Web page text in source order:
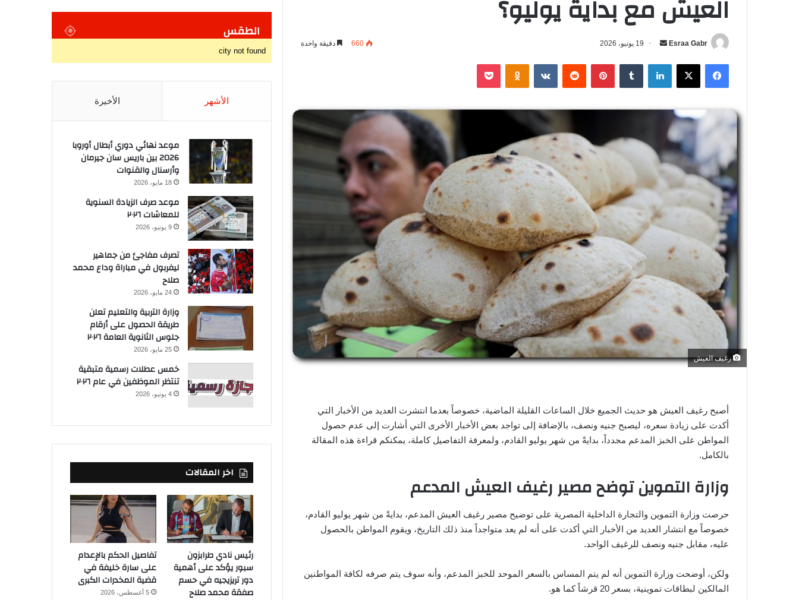
العيش مع بداية يوليو؟
Esraa Gabr
س
ا
ت
ر
19 يونيو، 2026 660 دقيقة واحدة
فيسبوك ‫X لينكدإن بينتيريست
رغيف العيش
أصبح رغيف العيش هو حديث الجميع خلال الساعات القليلة الماضية، خصوصاً بعدما انتشرت العديد من الأخبار التي
أكدت على زيادة سعره، ليصبح جنيه ونصف، بالإضافة إلى تواجد بعض الأخبار الأخرى التي أشارت إلى عدم حصول
المواطن على الخبز المدعم مجدداً، بدايةً من شهر يوليو القادم، ولمعرفة التفاصيل كاملة، يمكنكم قراءة هذه المقالة
بالكامل.
وزارة التموين توضح مصير رغيف العيش المدعم
حرصت وزارة التموين والتجارة الداخلية المصرية على توضيح مصير رغيف العيش المدعم، بدايةً من شهر يوليو القادم،
خصوصاً مع انتشار العديد من الأخبار التي أكدت على أنه لم يعد متواجداً منذ ذلك التاريخ، ويقوم المواطن بالحصول
عليه، مقابل جنيه ونصف للرغيف الواحد.
ولكن، أوضحت وزارة التموين أنه لم يتم المساس بالسعر الموحد للخبز المدعم، وأنه سوف يتم صرفه لكافة المواطنين
المالكين لبطاقات تموينية، بسعر 20 قرشاً كما هو.
الطقس
city not found
الأشهر الأخيرة
موعد نهائي دوري أبطال أوروبا
2026 بين باريس سان جيرمان
وأرسنال والقنوات
18 مايو، 2026
موعد صرف الزيادة السنوية
للمعاشات ٢٠٢٦
9 يونيو، 2026
تصرف مفاجئ من جماهير
ليفربول في مباراة وداع محمد
صلاح
24 مايو، 2026
وزارة التربية والتعليم تعلن
طريقة الحصول على أرقام
جلوس الثانوية العامة ٢٠٢٦
25 مايو، 2026
خمس عطلات رسمية متبقية
تنتظر الموظفين في عام ٢٠٢٦
4 يونيو، 2026
اخر المقالات
رئيس نادي طرابزون
سبور يؤكد على أهمية
دور تريزيجيه في حسم
صفقة محمد صلاح
تفاصيل الحكم بالإعدام
على سارة خليفة في
قضية المخدرات الكبرى
5 أغسطس، 2026